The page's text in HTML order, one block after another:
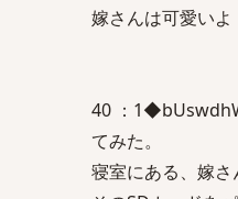
嫁さんは可愛いよ
40 ：
てみた。
寝室にある、嫁さ